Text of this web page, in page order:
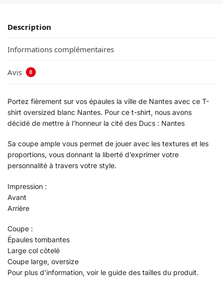
Description
Informations complémentaires
Avis 0
Portez fièrement sur vos épaules la ville de Nantes avec ce T-
shirt oversized blanc Nantes. Pour ce t-shirt, nous avons
décidé de mettre à l’honneur la cité des Ducs : Nantes
Sa coupe ample vous permet de jouer avec les textures et les
proportions, vous donnant la liberté d’exprimer votre
personnalité à travers votre style.
Impression :
Avant
Arrière
Coupe :
Épaules tombantes
Large col côtelé
Coupe large, oversize
Pour plus d’information, voir le guide des tailles du produit.